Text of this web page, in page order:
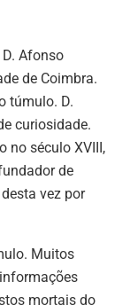
Afonso
de Coimbra.
túmulo. D.
curiosidade.
no século XVIII,
de
vez por
Muitos
mortais do